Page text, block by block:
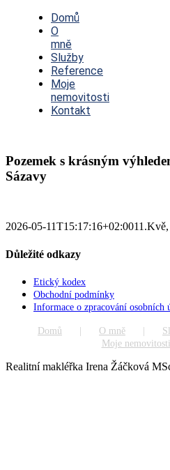
NavigationDomů
O
mně
Služby
Reference
Moje
nemovitosti
Kontakt
Pozemek s krásným
Sázavy
2026-05-11T15:17:16+02:00
Důležité odkazy
Etický kodex
Obchodní podmínky
Informace o zpracování osobních
Domů O mně
Moje nemovitosti
Realitní makléřka Irena Žáčková